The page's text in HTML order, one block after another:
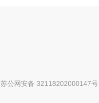
苏公网安备 32118202000147号